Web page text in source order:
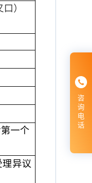
咨
询
电
话
）
一个
异议